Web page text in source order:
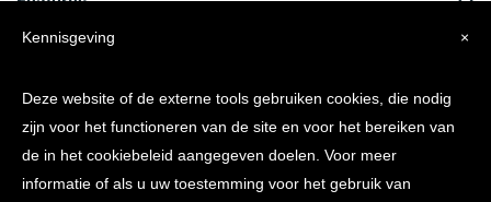
Bedrijf
Altijd op de hoogte
×
Kennisgeving
Deze website of de externe tools gebruiken cookies, die nodig
zijn voor het functioneren van de site en voor het bereiken van
de in het cookiebeleid aangegeven doelen. Voor meer
informatie of als u uw toestemming voor het gebruik van